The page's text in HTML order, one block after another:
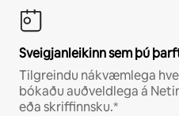
Sveigjanleikinn sem þú
Tilgreindu nákvæmlega
bókaðu auðveldlega á
eða skriffinnsku.*